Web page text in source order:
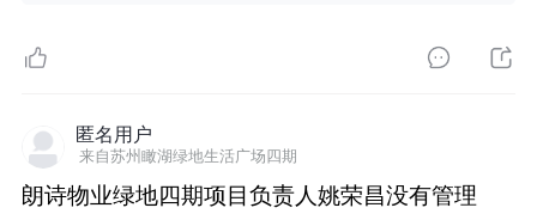
匿名用户
来自苏州瞰湖绿地生活广场四期
朗诗物业绿地四期项目负责人姚荣昌没有管理